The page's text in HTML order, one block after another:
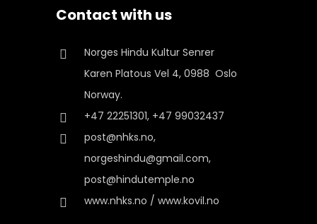
Contact with us
Norges Hindu Kultur Senrer
Karen Platous Vel 4, 0988 Oslo
Norway.
+47 22251301, +47 99032437
post@nhks.no,
norgeshindu@gmail.com,
post@hindutemple.no
www.nhks.no / www.kovil.no